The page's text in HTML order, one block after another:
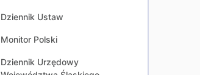
Dziennik Ustaw
Monitor Polski
Dziennik Urzędowy